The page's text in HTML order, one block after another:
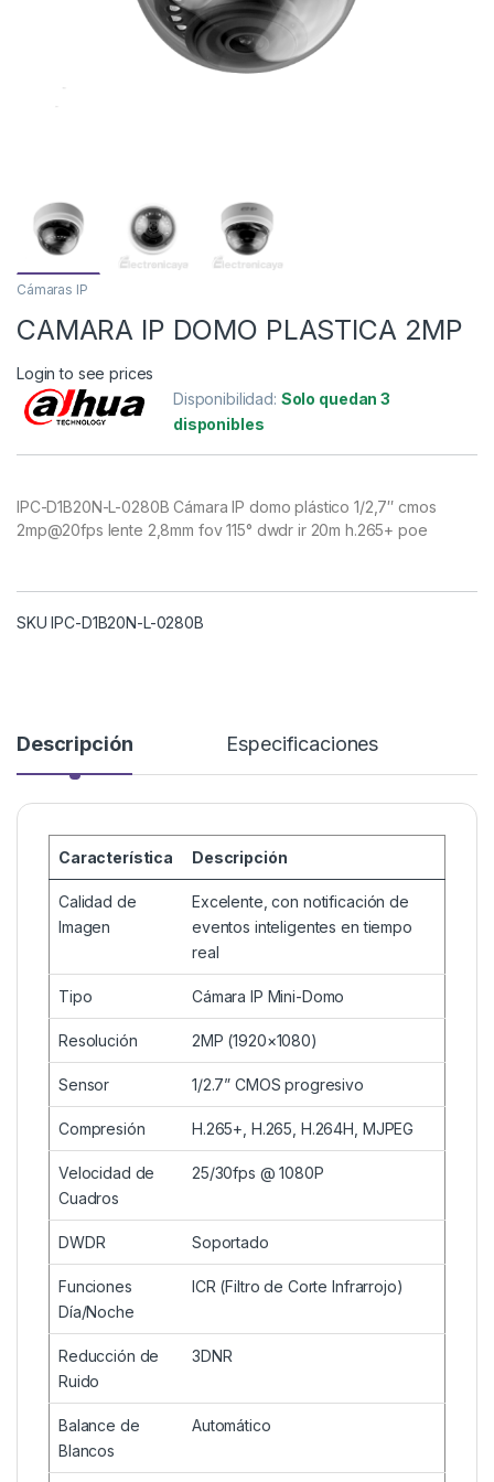
Cámaras IP
CAMARA IP DOMO PLASTICA 2MP
Login to see prices
Disponibilidad: Solo quedan 3
disponibles
IPC-D1B20N-L-0280B Cámara IP domo plástico 1/2,7″ cmos
2mp@20fps lente 2,8mm fov 115° dwdr ir 20m h.265+ poe
SKU IPC-D1B20N-L-0280B
Descripción Especificaciones
Característica Descripción
Calidad de
Imagen
Excelente, con notificación de
eventos inteligentes en tiempo
real
Tipo Cámara IP Mini-Domo
Resolución 2MP (1920×1080)
Sensor 1/2.7” CMOS progresivo
Compresión H.265+, H.265, H.264H, MJPEG
Velocidad de
Cuadros
25/30fps @ 1080P
DWDR Soportado
Funciones
Día/Noche
ICR (Filtro de Corte Infrarrojo)
Reducción de
Ruido
3DNR
Balance de
Blancos
Automático